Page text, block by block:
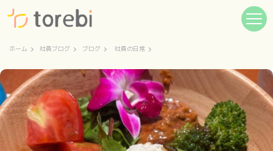
ホーム 社員ブログ ブログ 社員の日常